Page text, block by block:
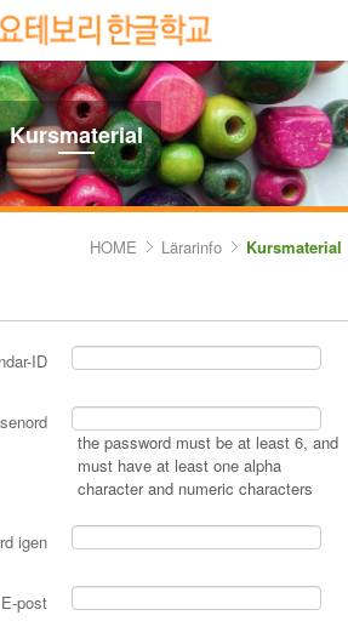
Kursmaterial
HOME Lärarinfo Kursmaterial
ID
the password must be at least 6, and
must have at least one alpha
character and numeric characters
igen
E-post